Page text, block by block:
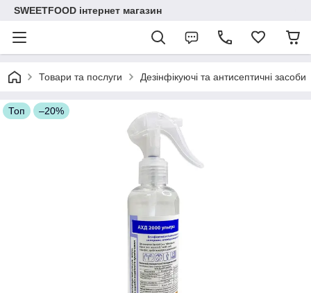
SWEETFOOD інтернет магазин
Товари та послуги Дезінфікуючі та антисептичні засоби
Топ –20%